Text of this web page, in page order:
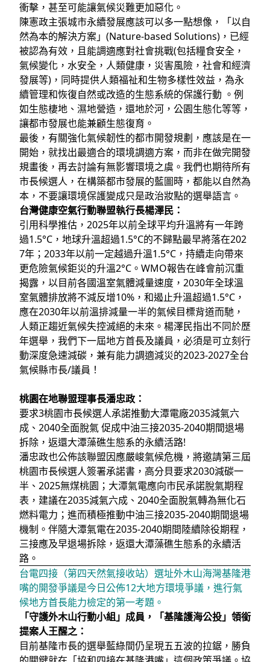
衝擊，甚至可能讓氣候災難更加惡化。
陳憲政主張城市永續發展應該可以多一點想像，「以自
然為本的解決方案」(Nature-based Solutions)，已經
被認為有效，且能調適應對社會挑戰(包括糧食安全，
氣候變化，水安全，人類健康，災害風險，社會和經濟
發展等)，同時提供人類福祉和生物多樣性效益，為永
續管理和恢復自然或改造的生態系統的保護行動 。例
如生態棲地、濕地營造，還地於河，公園生態化等等，
讓都市發展也能兼顧生態復育。
最後，有關強化氣候韌性的都市開發規劃，應該是在一
開始，就找出最適合的環境調適方案，而非在做完開發
規畫後，再去討論有無影響環境之虞。我們也期待所有
市長候選人，在構築都市發展的藍圖時，都能以自然為
本，不要讓環境保護變成只是政治妝點的選舉語言。
台灣健康空氣行動聯盟執行長楊澤民：
引用科學推估，2025年以前全球平均升溫將有一年跨
過1.5°C，地球升溫超過1.5°C的不歸點最早將落在202
7年；2033年以前一定越過升溫1.5°C，持續走向帶來
更危險氣候鉅災的升溫2°C。WMO報告在峰會前沉重
揭露，以目前各國溫室氣體減量速度，2030年全球溫
室氣體排放將不減反增10%，和遏止升溫超過1.5°C，
應在2030年以前溫排減量一半的氣候目標背道而馳，
人類正趨近氣候失控滅絕的未來。楊澤民指出不同於歷
年選舉，我們下一屆地方首長及議員，必須是可立刻行
動深度急速減碳，兼有能力調適減災的2023-2027全台
氣候縣市長/議員！
桃園在地聯盟理事長潘忠政：
要求3桃園市長候選人承諾推動大潭電廠2035減氣六
成、2040全面脫氣 促成中油三接2035-2040期間退場
拆除，返還大潭藻礁生態系的永續活路!
潘忠政也公佈該聯盟因應嚴峻氣候危機，將邀請第三屆
桃園市長候選人簽署承諾書，高分貝要求2030減碳一
半、2025無煤桃園；大潭氣電應向市民承諾脫氣期程
表，建議在2035減氣六成、2040全面脫氣轉為無化石
燃料電力；進而積極推動中油三接2035-2040期間退場
機制。伴隨大潭氣電在2035-2040期間陸續除役期程，
三接應及早退場拆除，返還大潭藻礁生態系的永續活
路。
台電四接（第四天然氣接收站）選址外木山海灣基隆港
嘴的開發爭議是今日公佈12大地方環境爭議，進行氣
候地方首長能力檢定的第一考題。
「守護外木山行動小組」成員，「基隆護海公投」領銜
提案人王醒之：
目前基隆市長的選舉藍綠間仍呈現五五波的拉鋸，勝負